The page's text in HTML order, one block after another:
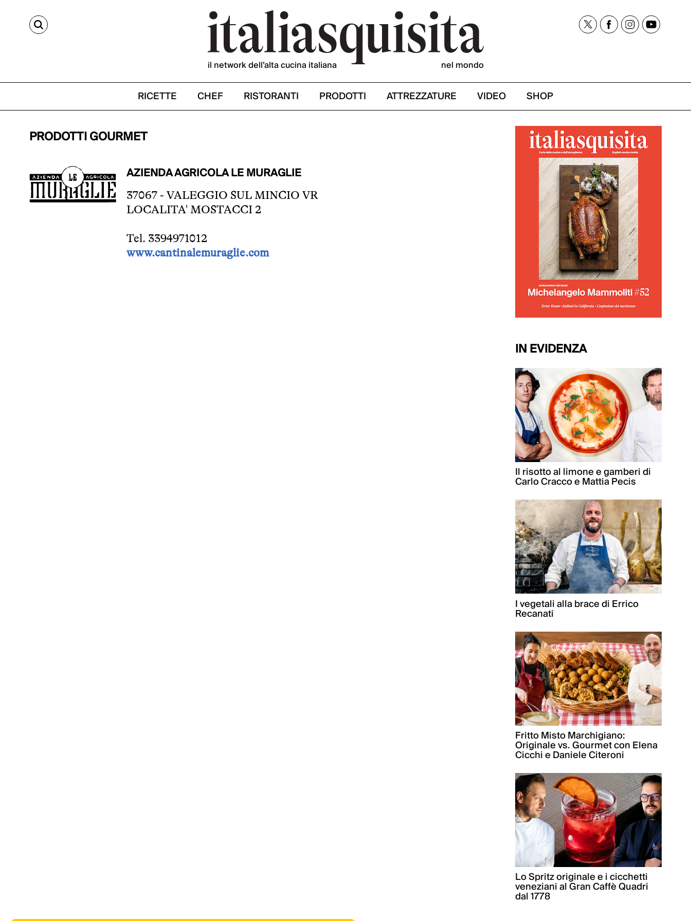
CERCA
il network dell’alta cucina italiana nel mondo
RICETTE CHEF RISTORANTI PRODOTTI ATTREZZATURE VIDEO SHOP
PRODOTTI GOURMET
AZIENDA AGRICOLA LE MURAGLIE
37067 - VALEGGIO SUL MINCIO VR
LOCALITA' MOSTACCI 2
Tel. 3394971012
www.cantinalemuraglie.com
IN EVIDENZA
Il risotto al limone e gamberi di
Carlo Cracco e Mattia Pecis
I vegetali alla brace di Errico
Recanati
Fritto Misto Marchigiano:
Originale vs. Gourmet con Elena
Cicchi e Daniele Citeroni
Lo Spritz originale e i cicchetti
veneziani al Gran Caffè Quadri
dal 1778